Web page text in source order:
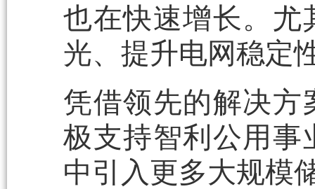
也在快速增长。尤
光、提升电网稳定
凭借领先的解决方
极支持智利公用事
中引入更多大规模